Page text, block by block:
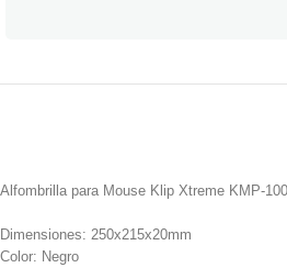
Alfombrilla para Mouse Klip Xtreme KMP-
Dimensiones: 250x215x20mm
Color: Negro